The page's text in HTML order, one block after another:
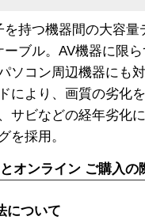
を持つ機器間の大容
ーブル。AV機器に限
ソコン周辺機器にも
により、画質の劣化
サビなどの経年劣化
を採用。
オンライン ご購入の
について